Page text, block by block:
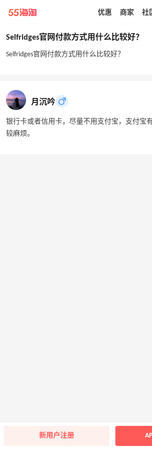
带你去官网买正品
优惠 商家 社
Selfridges官网付款方式用什么比较好？
Selfridges官网付款方式用什么比较好？
月沉吟
银行卡或者信用卡，尽量不用支付宝，支付宝
较麻烦。
新用户注册